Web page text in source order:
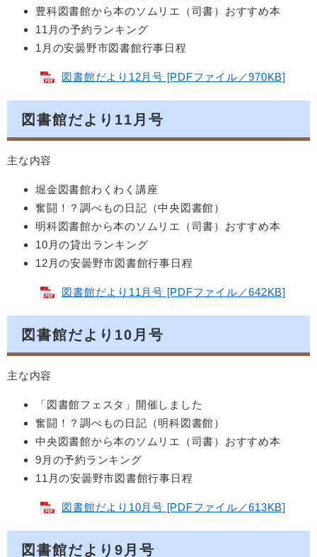
豊科図書館から本のソムリエ（司書）おすすめ本
11月の予約ランキング
1月の安曇野市図書館行事日程
図書館だより12月号 [PDFファイル／970KB]
図書館だより11月号
主な内容
堀金図書館わくわく講座
奮闘！？調べもの日記（中央図書館）
明科図書館から本のソムリエ（司書）おすすめ本
10月の貸出ランキング
12月の安曇野市図書館行事日程
図書館だより11月号 [PDFファイル／642KB]
図書館だより10月号
主な内容
「図書館フェスタ」開催しました
奮闘！？調べもの日記（明科図書館）
中央図書館から本のソムリエ（司書）おすすめ本
9月の予約ランキング
11月の安曇野市図書館行事日程
図書館だより10月号 [PDFファイル／613KB]
図書館だより9月号